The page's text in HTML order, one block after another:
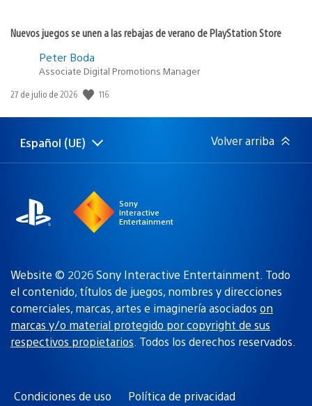
Nuevos juegos se unen a las rebajas de verano de PlayStation Store
Peter Boda
Associate Digital Promotions Manager
Fecha
publicación:
27 de julio de 2026 116
Selecciona
una
Región
actual:
Español (UE) Volver arriba
Sony
Interactive
Entertainment
Website © 2026 Sony Interactive Entertainment. Todo
el contenido, títulos de juegos, nombres y direcciones
comerciales, marcas, artes e imaginería asociados on
marcas y/o material protegido por copyright de sus
respectivos propietarios. Todos los derechos reservados.
Condiciones de uso Política de privacidad